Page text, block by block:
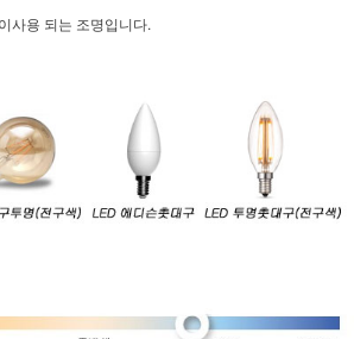
사용 되는 조명입니다.